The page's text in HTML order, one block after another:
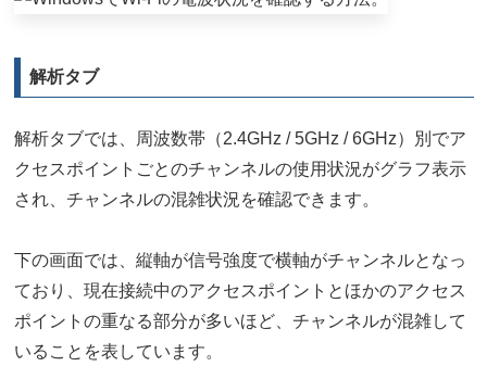
解析タブ
解析タブでは、周波数帯（2.4GHz / 5GHz / 6GHz）別でア
クセスポイントごとのチャンネルの使用状況がグラフ表示
され、チャンネルの混雑状況を確認できます。
下の画面では、縦軸が信号強度で横軸がチャンネルとなっ
ており、現在接続中のアクセスポイントとほかのアクセス
ポイントの重なる部分が多いほど、チャンネルが混雑して
いることを表しています。